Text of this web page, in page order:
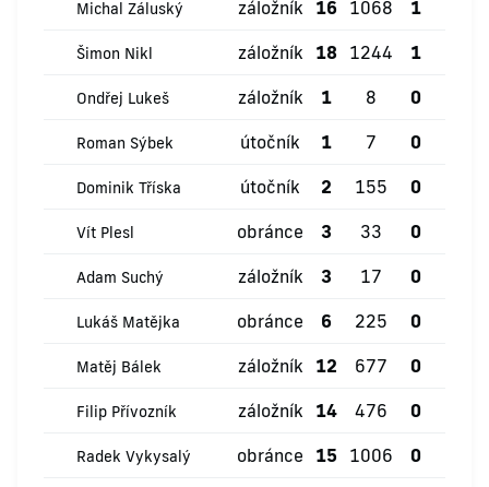
Michal Záluský záložník 16 1068 1
Šimon Nikl záložník 18 1244 1
Ondřej Lukeš záložník 1 8 0
Roman Sýbek útočník 1 7 0
Dominik Tříska útočník 2 155 0
Vít Plesl obránce 3 33 0
Adam Suchý záložník 3 17 0
Lukáš Matějka obránce 6 225 0
Matěj Bálek záložník 12 677 0
Filip Přívozník záložník 14 476 0
Radek Vykysalý obránce 15 1006 0